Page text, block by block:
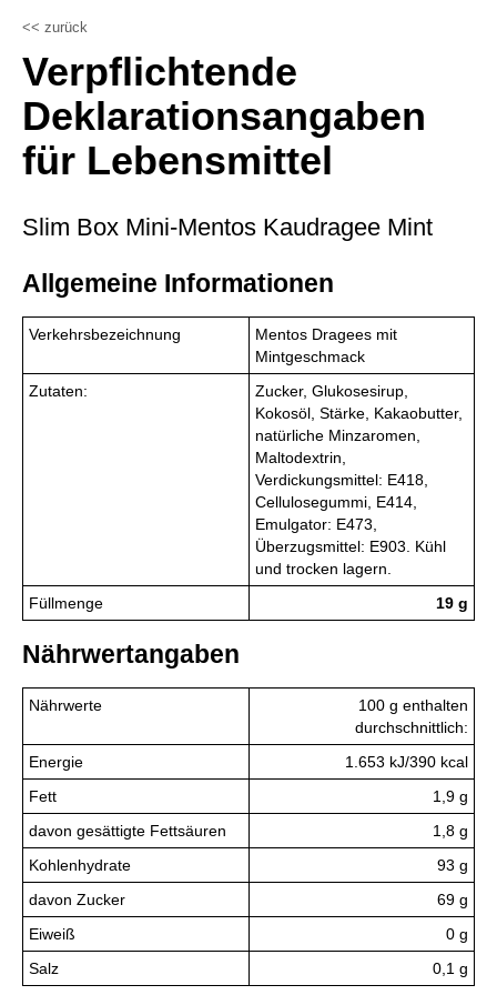
<< zurück
Verpflichtende
Deklarationsangaben
für Lebensmittel
Slim Box Mini-Mentos Kaudragee Mint
Allgemeine Informationen
Verkehrsbezeichnung
Mentos Dragees mit
Mintgeschmack
Zutaten:
Zucker, Glukosesirup,
Kokosöl, Stärke, Kakaobutter,
natürliche Minzaromen,
Maltodextrin,
Verdickungsmittel: E418,
Cellulosegummi, E414,
Emulgator: E473,
Überzugsmittel: E903. Kühl
und trocken lagern.
Füllmenge
19 g
Nährwertangaben
Nährwerte
100 g enthalten
durchschnittlich:
Energie
1.653 kJ/390 kcal
Fett
1,9 g
davon gesättigte Fettsäuren
1,8 g
Kohlenhydrate
93 g
davon Zucker
69 g
Eiweiß
0 g
Salz
0,1 g